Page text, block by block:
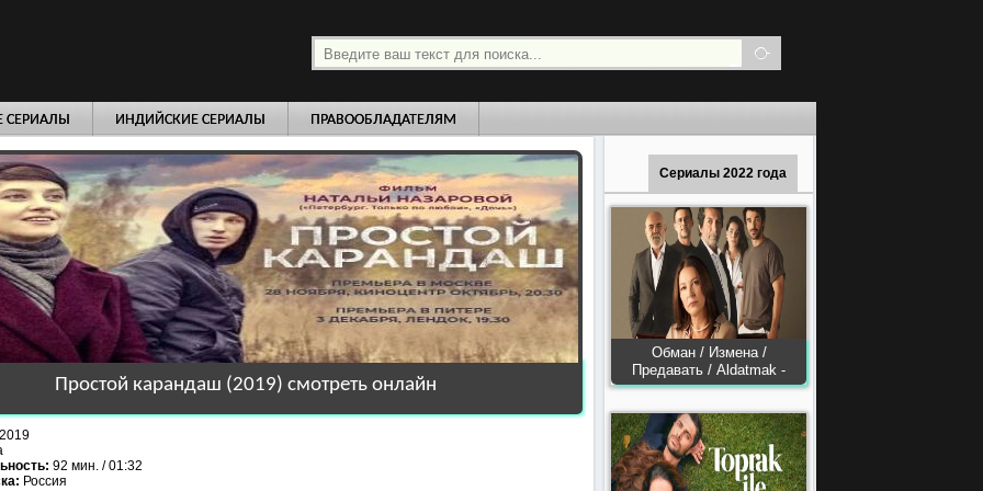
СЕРИАЛЫ ИНДИЙСКИЕ СЕРИАЛЫ ПРАВООБЛАДАТЕЛЯМ
Сериалы 2022 года
Обман / Измена /
Предавать / Aldatmak -
Простой карандаш (2019) смотреть онлайн
2019
92 мин. / 01:32
Россия